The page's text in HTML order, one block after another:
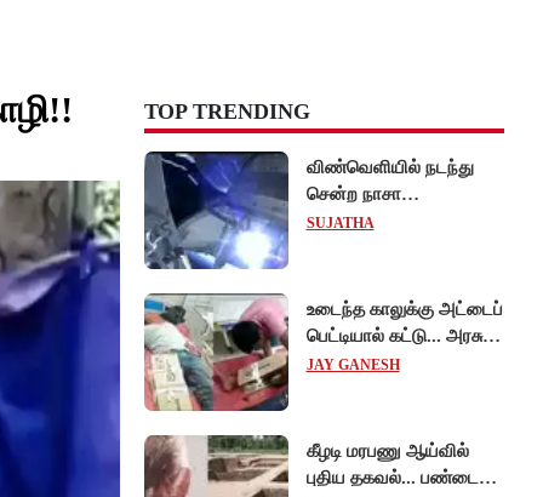
TOP TRENDING
விண்வெளியில் நடந்து
சென்ற நாசா
விஞ்ஞானிகள்
SUJATHA
உடைந்த காலுக்கு அட்டைப்
பெட்டியால் கட்டு... அரசு
மருத்துவமனையில்
JAY GANESH
கீழடி மரபணு ஆய்வில்
புதிய தகவல்... பண்டைய